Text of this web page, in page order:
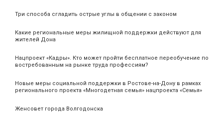
Три способа сгладить острые углы в общении с законом
Какие региональные меры жилищной поддержки действуют для
жителей Дона
Нацпроект «Кадры». Кто может пройти бесплатное переобучение по
востребованным на рынке труда профессиям?
Новые меры социальной поддержки в Ростове-на-Дону в рамках
регионального проекта «Многодетная семья» нацпроекта «Семья»
Женсовет города Волгодонска